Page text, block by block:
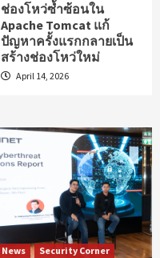
ช่องโหว่ซ้ำซ้อนใน
Apache Tomcat แก้
ปัญหาครั้งแรกกลายเป็น
สร้างช่องโหว่ใหม่
April 14, 2026
News Security Corner